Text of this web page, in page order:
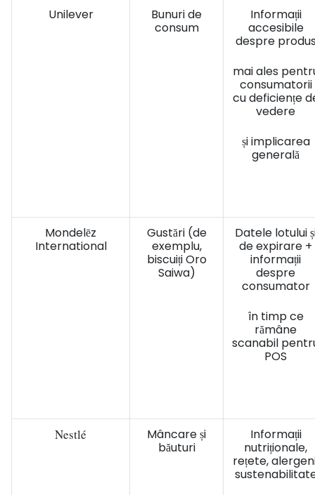
Unilever
Bunuri de
consum
Informații
accesibile
despre
mai ales
consumatorii
cu deficiențe
vedere
și implicarea
generală
Mondelēz
International
Gustări (de
exemplu,
biscuiți Oro
Saiwa)
Datele lotului
de expirare +
informații
despre
consumator
în timp ce
rămâne
scanabil
POS
Nestlé
Mâncare și
băuturi
Informații
nutriționale,
rețete,